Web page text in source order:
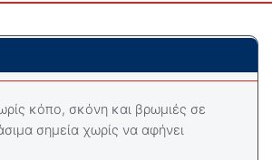
κόπο, σκόνη και βρωμιές σε
σημεία χωρίς να αφήνει